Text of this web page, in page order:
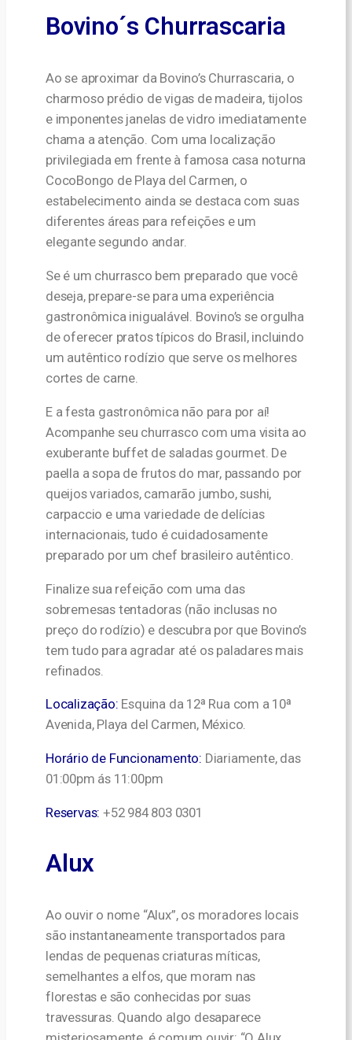
Bovino´s Churrascaria
Ao se aproximar da Bovino’s Churrascaria, o
charmoso prédio de vigas de madeira, tijolos
e imponentes janelas de vidro imediatamente
chama a atenção. Com uma localização
privilegiada em frente à famosa casa noturna
CocoBongo de Playa del Carmen, o
estabelecimento ainda se destaca com suas
diferentes áreas para refeições e um
elegante segundo andar.
Se é um churrasco bem preparado que você
deseja, prepare-se para uma experiência
gastronômica inigualável. Bovino’s se orgulha
de oferecer pratos típicos do Brasil, incluindo
um autêntico rodízio que serve os melhores
cortes de carne.
E a festa gastronômica não para por aí!
Acompanhe seu churrasco com uma visita ao
exuberante buffet de saladas gourmet. De
paella a sopa de frutos do mar, passando por
queijos variados, camarão jumbo, sushi,
carpaccio e uma variedade de delícias
internacionais, tudo é cuidadosamente
preparado por um chef brasileiro autêntico.
Finalize sua refeição com uma das
sobremesas tentadoras (não inclusas no
preço do rodízio) e descubra por que Bovino’s
tem tudo para agradar até os paladares mais
refinados.
Localização: Esquina da 12ª Rua com a 10ª
Avenida, Playa del Carmen, México.
Horário de Funcionamento: Diariamente, das
01:00pm ás 11:00pm
Reservas: +52 984 803 0301
Alux
Ao ouvir o nome “Alux”, os moradores locais
são instantaneamente transportados para
lendas de pequenas criaturas míticas,
semelhantes a elfos, que moram nas
florestas e são conhecidas por suas
travessuras. Quando algo desaparece